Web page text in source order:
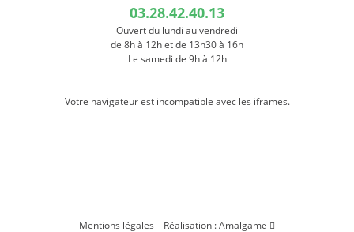
03.28.42.40.13
Ouvert du lundi au vendredi
de 8h à 12h et de 13h30 à 16h
Le samedi de 9h à 12h
Votre navigateur est incompatible avec les iframes.
Mentions légales Réalisation : Amalgame